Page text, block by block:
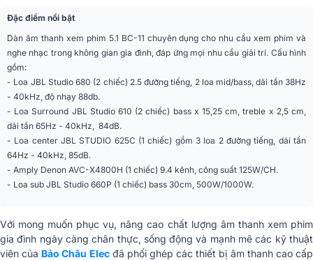
Loa sub JBL Studio 660P (1 chiếc)
Đặc điểm nổi bật
Dàn âm thanh xem phim 5.1 BC-11 chuyên dụng cho nhu cầu xem phim và
nghe nhạc trong không gian gia đình, đáp ứng mọi nhu cầu giải trí. Cấu hình
gồm:
- Loa JBL Studio 680 (2 chiếc) 2.5 đường tiếng, 2 loa mid/bass, dải tần 38Hz
- 40kHz, độ nhạy 88db.
- Loa Surround JBL Studio 610 (2 chiếc) bass x 15,25 cm, treble x 2,5 cm,
dải tần 65Hz - 40kHz, 84dB.
- Loa center JBL STUDIO 625C (1 chiếc) gồm 3 loa 2 đường tiếng, dải tần
64Hz - 40kHz, 85dB.
- Amply Denon AVC-X4800H (1 chiếc) 9.4 kênh, công suất 125W/CH.
- Loa sub JBL Studio 660P (1 chiếc) bass 30cm, 500W/1000W.
Với mong muốn phục vụ, nâng cao chất lượng âm thanh xem phim
gia đình ngày càng chân thực, sống động và mạnh mẽ các kỹ thuật
viên của Bảo Châu Elecđã phối ghép các thiết bị âm thanh cao cấp